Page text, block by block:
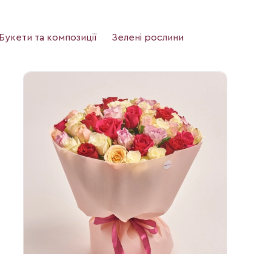
Букети та композиції Зелені рослини